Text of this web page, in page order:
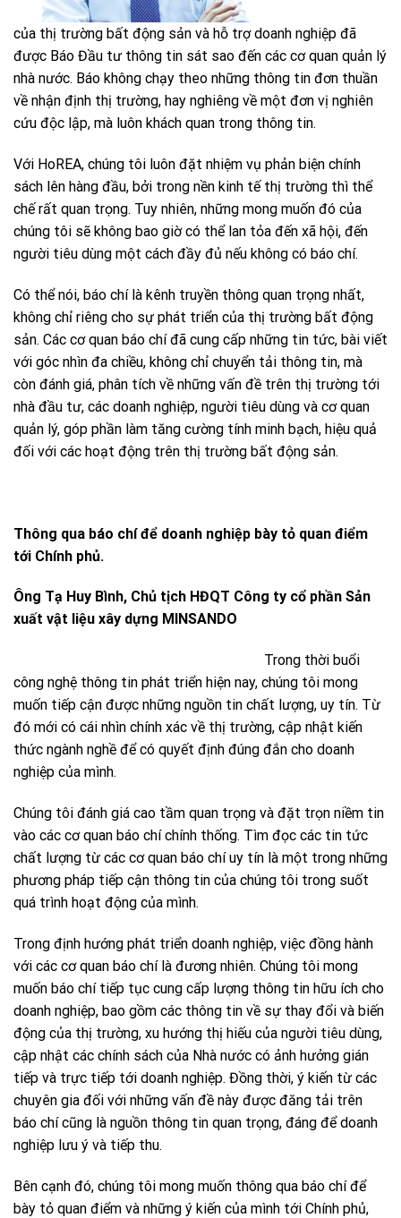
của thị trường bất động sản và hỗ trợ doanh nghiệp đã
được Báo Đầu tư thông tin sát sao đến các cơ quan quản lý
nhà nước. Báo không chạy theo những thông tin đơn thuần
về nhận định thị trường, hay nghiêng về một đơn vị nghiên
cứu độc lập, mà luôn khách quan trong thông tin.
Với HoREA, chúng tôi luôn đặt nhiệm vụ phản biện chính
sách lên hàng đầu, bởi trong nền kinh tế thị trường thì thể
chế rất quan trọng. Tuy nhiên, những mong muốn đó của
chúng tôi sẽ không bao giờ có thể lan tỏa đến xã hội, đến
người tiêu dùng một cách đầy đủ nếu không có báo chí.
Có thể nói, báo chí là kênh truyền thông quan trọng nhất,
không chỉ riêng cho sự phát triển của thị trường bất động
sản. Các cơ quan báo chí đã cung cấp những tin tức, bài viết
với góc nhìn đa chiều, không chỉ chuyển tải thông tin, mà
còn đánh giá, phân tích về những vấn đề trên thị trường tới
nhà đầu tư, các doanh nghiệp, người tiêu dùng và cơ quan
quản lý, góp phần làm tăng cường tính minh bạch, hiệu quả
đối với các hoạt động trên thị trường bất động sản.
Thông qua báo chí để doanh nghiệp bày tỏ quan điểm
tới Chính phủ.
Ông Tạ Huy Bình, Chủ tịch HĐQT Công ty cổ phần Sản
xuất vật liệu xây dựng MINSANDO
Trong thời buổi
công nghệ thông tin phát triển hiện nay, chúng tôi mong
muốn tiếp cận được những nguồn tin chất lượng, uy tín. Từ
đó mới có cái nhìn chính xác về thị trường, cập nhật kiến
thức ngành nghề để có quyết định đúng đắn cho doanh
nghiệp của mình.
Chúng tôi đánh giá cao tầm quan trọng và đặt trọn niềm tin
vào các cơ quan báo chí chính thống. Tìm đọc các tin tức
chất lượng từ các cơ quan báo chí uy tín là một trong những
phương pháp tiếp cận thông tin của chúng tôi trong suốt
quá trình hoạt động của mình.
Trong định hướng phát triển doanh nghiệp, việc đồng hành
với các cơ quan báo chí là đương nhiên. Chúng tôi mong
muốn báo chí tiếp tục cung cấp lượng thông tin hữu ích cho
doanh nghiệp, bao gồm các thông tin về sự thay đổi và biến
động của thị trường, xu hướng thị hiếu của người tiêu dùng,
cập nhật các chính sách của Nhà nước có ảnh hưởng gián
tiếp và trực tiếp tới doanh nghiệp. Đồng thời, ý kiến từ các
chuyên gia đối với những vấn đề này được đăng tải trên
báo chí cũng là nguồn thông tin quan trọng, đáng để doanh
nghiệp lưu ý và tiếp thu.
Bên cạnh đó, chúng tôi mong muốn thông qua báo chí để
bày tỏ quan điểm và những ý kiến của mình tới Chính phủ,